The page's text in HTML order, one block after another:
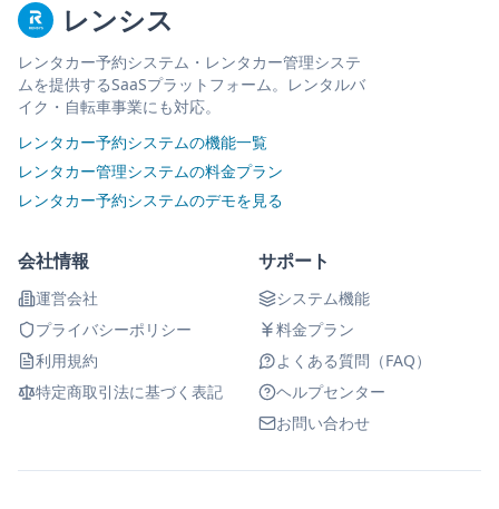
レンシス
レンタカー予約システム・レンタカー管理システ
ムを提供するSaaSプラットフォーム。レンタルバ
イク・自転車事業にも対応。
レンタカー予約システムの機能一覧
レンタカー管理システムの料金プラン
レンタカー予約システムのデモを見る
会社情報
運営会社
プライバシーポリシー
利用規約
特定商取引法に基づく表記
サポート
システム機能
料金プラン
よくある質問（FAQ）
ヘルプセンター
お問い合わせ